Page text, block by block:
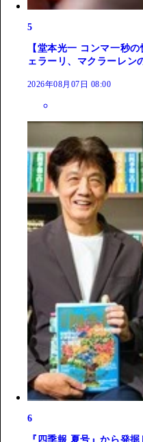
5
【堂本光一 コンマ一秒
ェラーリ、マクラーレン
2026年08月07日 08:00
6
『四季報 夏号』から発